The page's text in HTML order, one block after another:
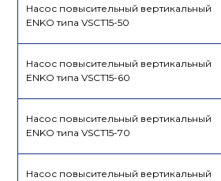
Насос повысительный вертикальный
ENKO типа VSCT15-50
Насос повысительный вертикальный
ENKO типа VSCT15-60
Насос повысительный вертикальный
ENKO типа VSCT15-70
Насос повысительный вертикальный